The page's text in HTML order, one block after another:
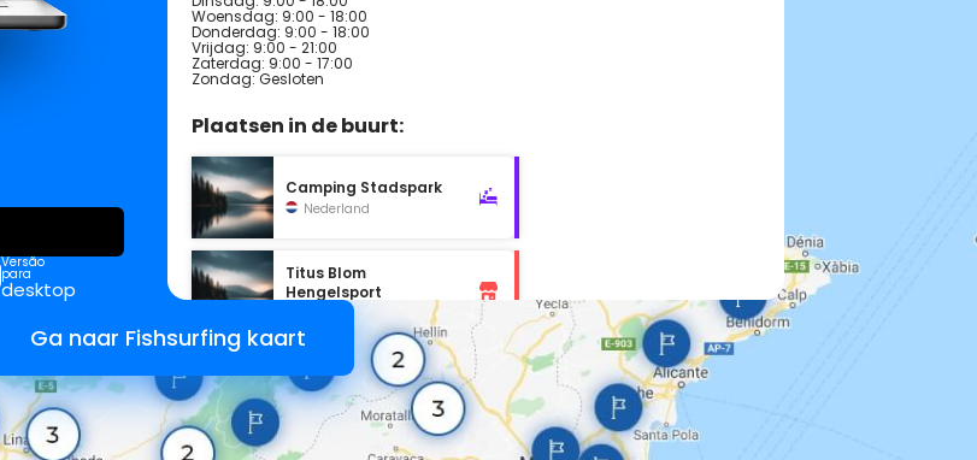
Versão
para
desktop
Woensdag: 9:00 - 18:00
Donderdag: 9:00 - 18:00
Vrijdag: 9:00 - 21:00
Zaterdag: 9:00 - 17:00
Zondag: Gesloten
Plaatsen in de buurt:
Camping Stadspark
Nederland
Titus Blom
Hengelsport
Nederland
Frits Kuiper
Nederland
Ga naar Fishsurfing kaart